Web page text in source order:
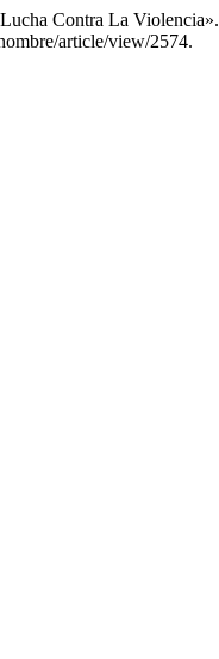
Contra La Violencia».
article/view/2574.